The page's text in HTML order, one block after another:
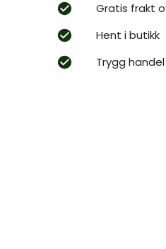
Gratis frakt
Hent i butikk
Trygg handel